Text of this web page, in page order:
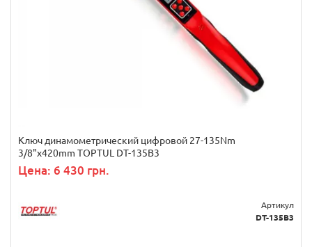
Ключ динамометрический цифровой 27-135Nm
3/8"x420mm TOPTUL DT-135B3
Цена: 6 430 грн.
Артикул
DT-135B3